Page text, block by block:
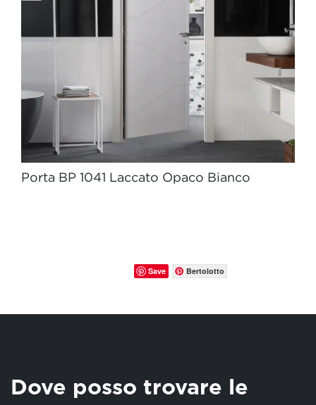
Porta BP 1041 Laccato Opaco Bianco
Save Bertolotto
Dove posso trovare le